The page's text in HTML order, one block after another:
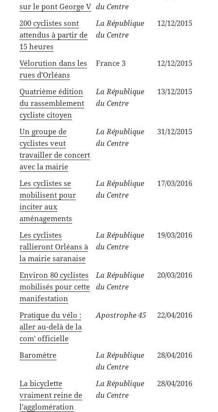
sur le pont George V du Centre
200 cyclistes sont
attendus à partir de
15 heures
La République
du Centre
12/12/2015
Vélorution dans les
rues d'Orléans
France 3 12/12/2015
Quatrième édition
du rassemblement
cycliste citoyen
La République
du Centre
13/12/2015
Un groupe de
cyclistes veut
travailler de concert
avec la mairie
La République
du Centre
31/12/2015
Les cyclistes se
mobilisent pour
inciter aux
aménagements
La République
du Centre
17/03/2016
Les cyclistes
rallieront Orléans à
la mairie saranaise
La République
du Centre
19/03/2016
Environ 80 cyclistes
mobilisés pour cette
manifestation
La République
du Centre
20/03/2016
Pratique du vélo :
aller au-delà de la
com' officielle
Apostrophe 45 22/04/2016
Baromètre
La République
du Centre
28/04/2016
La bicyclette
vraiment reine de
l'agglomération
La République
du Centre
28/04/2016